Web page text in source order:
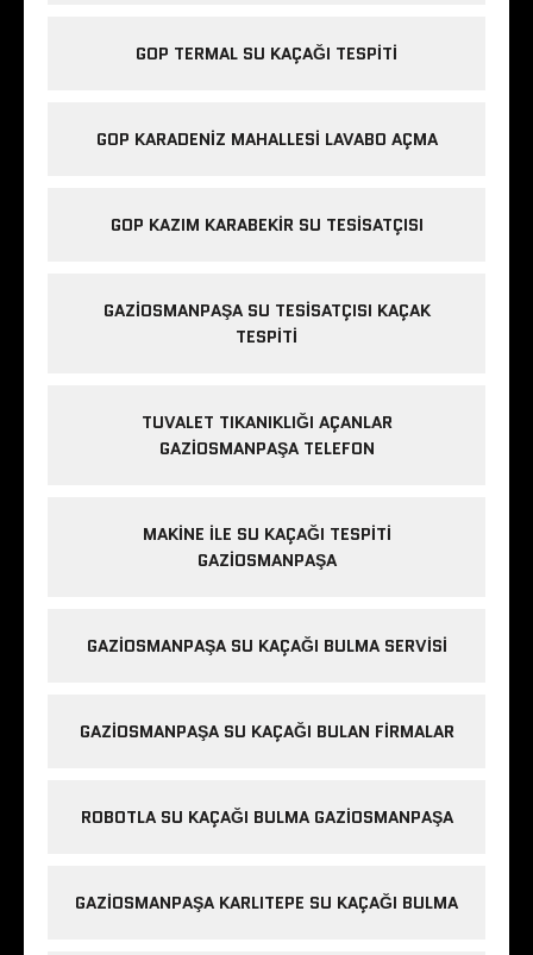
GOP TERMAL SU KAÇAĞI TESPITI
GOP KARADENIZ MAHALLESI LAVABO AÇMA
GOP KAZIM KARABEKIR SU TESISATÇISI
GAZIOSMANPAŞA SU TESISATÇISI KAÇAK
TESPITI
TUVALET TIKANIKLIĞI AÇANLAR
GAZIOSMANPAŞA TELEFON
MAKINE ILE SU KAÇAĞI TESPITI
GAZIOSMANPAŞA
GAZIOSMANPAŞA SU KAÇAĞI BULMA SERVISI
GAZIOSMANPAŞA SU KAÇAĞI BULAN FIRMALAR
ROBOTLA SU KAÇAĞI BULMA GAZIOSMANPAŞA
GAZIOSMANPAŞA KARLITEPE SU KAÇAĞI BULMA